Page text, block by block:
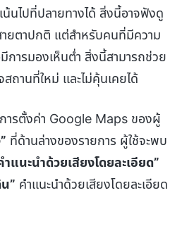
นไปที่ปลายทางได้ สิ่งนี้อาจฟังดู
ยตาปกติ แต่สำหรับคนที่มีความ
การมองเห็นต่ำ สิ่งนี้สามารถช่วย
ถานที่ใหม่ และไม่คุ้นเคยได้
ารตั้งค่า Google Maps ของผู้
ที่ด้านล่างของรายการ ผู้ใช้จะพบ
ำแนะนำด้วยเสียงโดยละเอียด”
” คำแนะนำด้วยเสียงโดยละเอียด